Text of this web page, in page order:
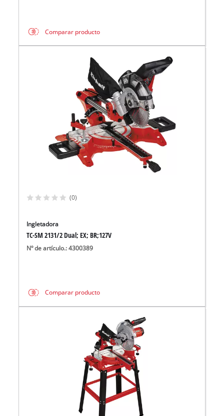
Comparar producto
(0)
Ingletadora
TC-SM 2131/2 Dual; EX; BR;127V
Nº de artículo.: 4300389
Comparar producto